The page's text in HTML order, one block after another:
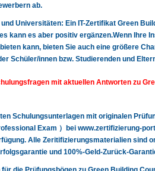
ab.
Universitäten: Ein IT-Zertifikat Green
kann es aber positiv ergänzen.Wenn Ihre
kann, bieten Sie auch eine größere
Schüler/innen bzw. Studierenden und
mit aktuellen Antworten zu
Schulungsunterlagen mit originalen
Exam ）bei www.zertifizierung-
Alle Zeritifizierungsmaterialien sind
und 100%-Geld-Zurück-